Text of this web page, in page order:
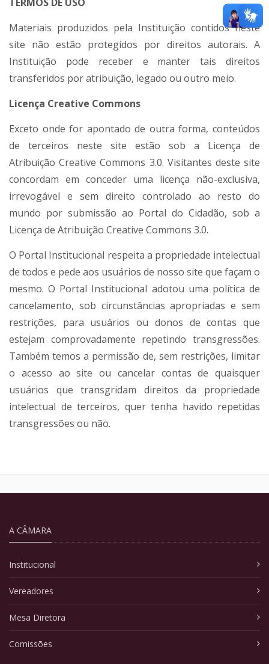
Materiais produzidos pela Instituição contidos neste
site não estão protegidos por direitos autorais. A
Instituição pode receber e manter tais direitos
transferidos por atribuição, legado ou outro meio.
Licença Creative Commons
Exceto onde for apontado de outra forma, conteúdos
de terceiros neste site estão sob a Licença de
Atribuição Creative Commons 3.0. Visitantes deste site
concordam em conceder uma licença não-exclusiva,
irrevogável e sem direito controlado ao resto do
mundo por submissão ao Portal do Cidadão, sob a
Licença de Atribuição Creative Commons 3.0.
O Portal Institucional respeita a propriedade intelectual
de todos e pede aos usuários de nosso site que façam o
mesmo. O Portal Institucional adotou uma política de
cancelamento, sob circunstâncias apropriadas e sem
restrições, para usuários ou donos de contas que
estejam comprovadamente repetindo transgressões.
Também temos a permissão de, sem restrições, limitar
o acesso ao site ou cancelar contas de quaisquer
usuários que transgridam direitos da propriedade
intelectual de terceiros, quer tenha havido repetidas
transgressões ou não.
A CÂMARA
Institucional
Vereadores
Mesa Diretora
Comissões